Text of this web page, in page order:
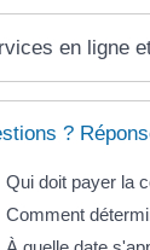
en ligne
?
Qui doit payer la
Comment